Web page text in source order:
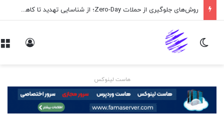
روش‌های جلوگیری از حملات Zero-Day؛ از شناسایی تهدید تا کاهش ریسک
تغییر پوسته
هاست لینوکس